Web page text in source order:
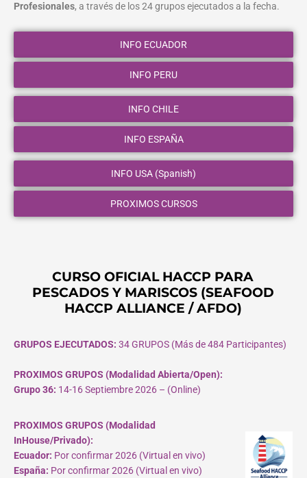
Profesionales, a través de los 24 grupos ejecutados a la fecha.
INFO ECUADOR
INFO PERU
INFO CHILE
INFO ESPAÑA
INFO USA (Spanish)
PROXIMOS CURSOS
CURSO OFICIAL HACCP PARA
PESCADOS Y MARISCOS (SEAFOOD
HACCP ALLIANCE / AFDO)
GRUPOS EJECUTADOS: 34 GRUPOS (Más de 484 Participantes)
PROXIMOS GRUPOS (Modalidad Abierta/Open):
Grupo 36: 14-16 Septiembre 2026 – (Online)
PROXIMOS GRUPOS (Modalidad
InHouse/Privado):
Ecuador: Por confirmar 2026 (Virtual en vivo)
España: Por confirmar 2026 (Virtual en vivo)